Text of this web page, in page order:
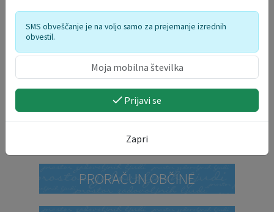
DELO OBČINSKEGA
REDARSTVA
PROSTORSKI AKTI
PRORAČUN OBČINE
SMS obveščanje je na voljo samo za prejemanje izrednih
obvestil.
Prijavi se
Zapri